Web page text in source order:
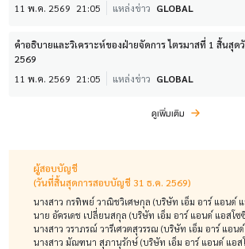
11 พ.ค. 2569 21:05 แหล่งข่าว GLOBAL
คำอธิบายและวิเคราะห์ของฝ่ายจัดการ ไตรมาสที่ 1 สิ้นสุด
2569
11 พ.ค. 2569 21:05 แหล่งข่าว GLOBAL
ดูเพิ่มเติม
ผู้สอบบัญชี
(วันที่สิ้นสุดการสอบบัญชี 31 ธ.ค. 2569)
นางสาว กรทิพย์ วาณิชวิเศษกุล (บริษัท เอ็ม อาร์ แอนด์
นาย อัครเดช เปลี่ยนสกุล (บริษัท เอ็ม อาร์ แอนด์ แอสโซ
นางสาว วราภรณ์ วารีเศวตสุวรรณ (บริษัท เอ็ม อาร์ แอน
นางสาว มัณฑนา สุภานุรักษ์ (บริษัท เอ็ม อาร์ แอนด์ แอส